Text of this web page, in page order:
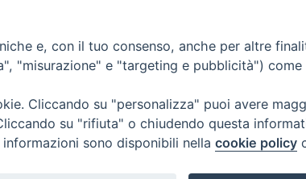
tel. 0818714501
Giorni ed Orari Apertura Uffici:
Uffici Matrimoni:
Lunedì e Mercoledì ore 09:30 – 12:30
e, con il tuo consenso, anche per altre
"misurazione" e "targeting e pubblicità")
Cliccando su "personalizza" puoi avere
su "rifiuta" o chiudendo questa
sono disponibili nella cookie policy